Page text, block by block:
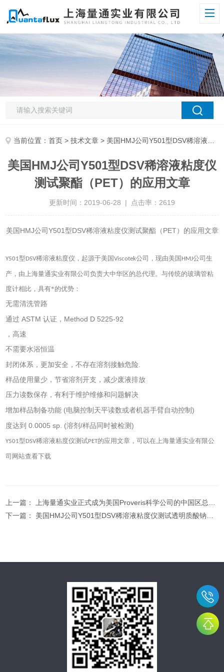
当前位置：首页 >技术文章 > 美国HMJ公司Y501型DSV稀溶液粘度仪测试聚酯（PET）的应用文章
美国HMJ公司Y501型DSV稀溶液粘度仪
测试聚酯（PET）的应用文章
更新时间：2019-06-28 | 点击率：2619
美国HMJ公司Y501型DSV稀溶液粘度仪测试聚酯（PET）的应用文章
Y501型 DSV稀溶液粘度仪，起源于美国Viscotek公司，现由美国 HMJ公司生
产，由上海量通实业有限公司负责大中华区的总代理。与传统的玻璃管粘
度计相比，具有*的优势：
无需清洗管路
通过 ASTM认证， Method D 5225-92
，高速
不需要水浴恒温
封闭体系，更加安全，不存在溶剂接触危险.
样品使用量少，节省溶剂开支，减少废液排放
压力读数保存，有利于维护维修和问题解决
增加样品制备功能 (电脑控制天平读数或者机器手臂自动控制)
度达到 0.0005 sp. (溶剂/样品同时被检测)
Y501型 DSV稀溶液粘度仪测试PET的应用文章，可以在上海量通实业有限公
司网站查看下载
上一篇：上海量通实业正式成为美国Proveris科学公司的中国区总代理
下一篇： 美国HMJ公司Y501型DSV稀溶液粘度仪测试透明质酸钠的应用文章